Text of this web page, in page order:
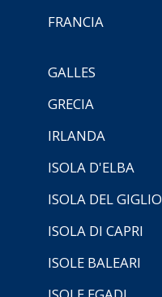
FRANCIA
GALLES
GRECIA
IRLANDA
ISOLA D'ELBA
ISOLA DEL GIGLIO
ISOLA DI CAPRI
ISOLE BALEARI